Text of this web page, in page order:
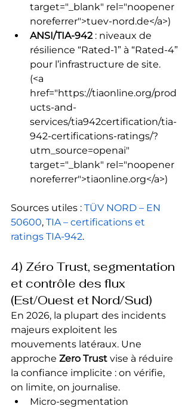
target="_blank" rel="noopener
noreferrer">tuev-nord.de</a>)
ANSI/TIA-942 : niveaux de
résilience “Rated-1” à “Rated-4”
pour l’infrastructure de site.
(<a
href="https://tiaonline.org/prod
ucts-and-
services/tia942certification/tia-
942-certifications-ratings/?
utm_source=openai"
target="_blank" rel="noopener
noreferrer">tiaonline.org</a>)
Sources utiles : TÜV NORD – EN
50600, TIA – certifications et
ratings TIA-942.
4) Zéro Trust, segmentation
et contrôle des flux
(Est/Ouest et Nord/Sud)
En 2026, la plupart des incidents
majeurs exploitent les
mouvements latéraux. Une
approche Zero Trust vise à réduire
la confiance implicite : on vérifie,
on limite, on journalise.
Micro-segmentation